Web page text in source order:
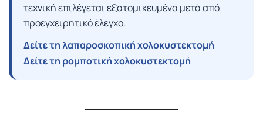
τεχνική επιλέγεται εξατομικευμένα μετά από
προεγχειρητικό έλεγχο.
Δείτε τη λαπαροσκοπική χολοκυστεκτομή
Δείτε τη ρομποτική χολοκυστεκτομή